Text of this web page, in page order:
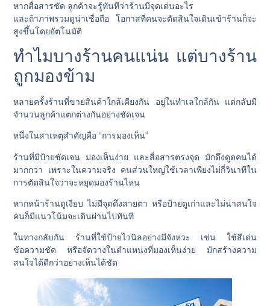
หากสื่อสารชัด ลูกค้าจะรู้ทันทีว่าร้านมีจุดเด่นอะไร
และถ้าภาพรวมดูน่าเชื่อถือ โอกาสที่คนจะตัดสินใจเดินเข้าร้านก็จะ
สูงขึ้นโดยอัตโนมัติ
ทำไมบางร้านคนแน่น แต่บางร้าน
ถูกมองข้าม
หลายครั้งร้านที่ขายสินค้าใกล้เคียงกัน อยู่ในทำเลใกล้กัน แต่กลับมี
จำนวนลูกค้าแตกต่างกันอย่างชัดเจน
หนึ่งในสาเหตุสำคัญคือ “การมองเห็น”
ร้านที่มีป้ายชัดเจน มองเห็นง่าย และสื่อสารตรงจุด มักดึงดูดคนได้
มากกว่า เพราะในความจริง คนส่วนใหญ่ใช้เวลาเพียงไม่กี่วินาทีใน
การตัดสินใจว่าจะหยุดมองร้านไหน
หากหน้าร้านดูเงียบ ไม่มีจุดดึงสายตา หรือป้ายดูเก่าและไม่น่าสนใจ
คนก็มีแนวโน้มจะเดินผ่านไปทันที
ในทางกลับกัน ร้านที่ใช้ป้ายไวนิลอย่างมีจังหวะ เช่น ใช้สีเด่น
ข้อความชัด หรือจัดวางในตำแหน่งที่มองเห็นง่าย มักสร้างความ
สนใจได้ดีกว่าอย่างเห็นได้ชัด